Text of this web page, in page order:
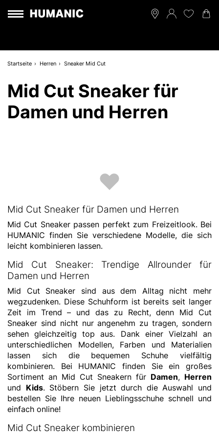
Startseite Herren Sneaker Mid Cut
Mid Cut Sneaker für
Damen und Herren
Mid Cut Sneaker für Damen und Herren
Mid Cut Sneaker passen perfekt zum Freizeitlook. Bei
HUMANIC finden Sie verschiedene Modelle, die sich
leicht kombinieren lassen.
Mid Cut Sneaker: Trendige Allrounder für
Damen und Herren
Mid Cut Sneaker sind aus dem Alltag nicht mehr
wegzudenken. Diese Schuhform ist bereits seit langer
Zeit im Trend – und das zu Recht, denn Mid Cut
Sneaker sind nicht nur angenehm zu tragen, sondern
sehen gleichzeitig top aus. Dank einer Vielzahl an
unterschiedlichen Modellen, Farben und Materialien
lassen sich die bequemen Schuhe vielfältig
kombinieren. Bei HUMANIC finden Sie ein großes
Sortiment an Mid Cut Sneakern für Damen, Herren
und Kids. Stöbern Sie jetzt durch die Auswahl und
bestellen Sie Ihre neuen Lieblingsschuhe schnell und
einfach online!
Mid Cut Sneaker kombinieren